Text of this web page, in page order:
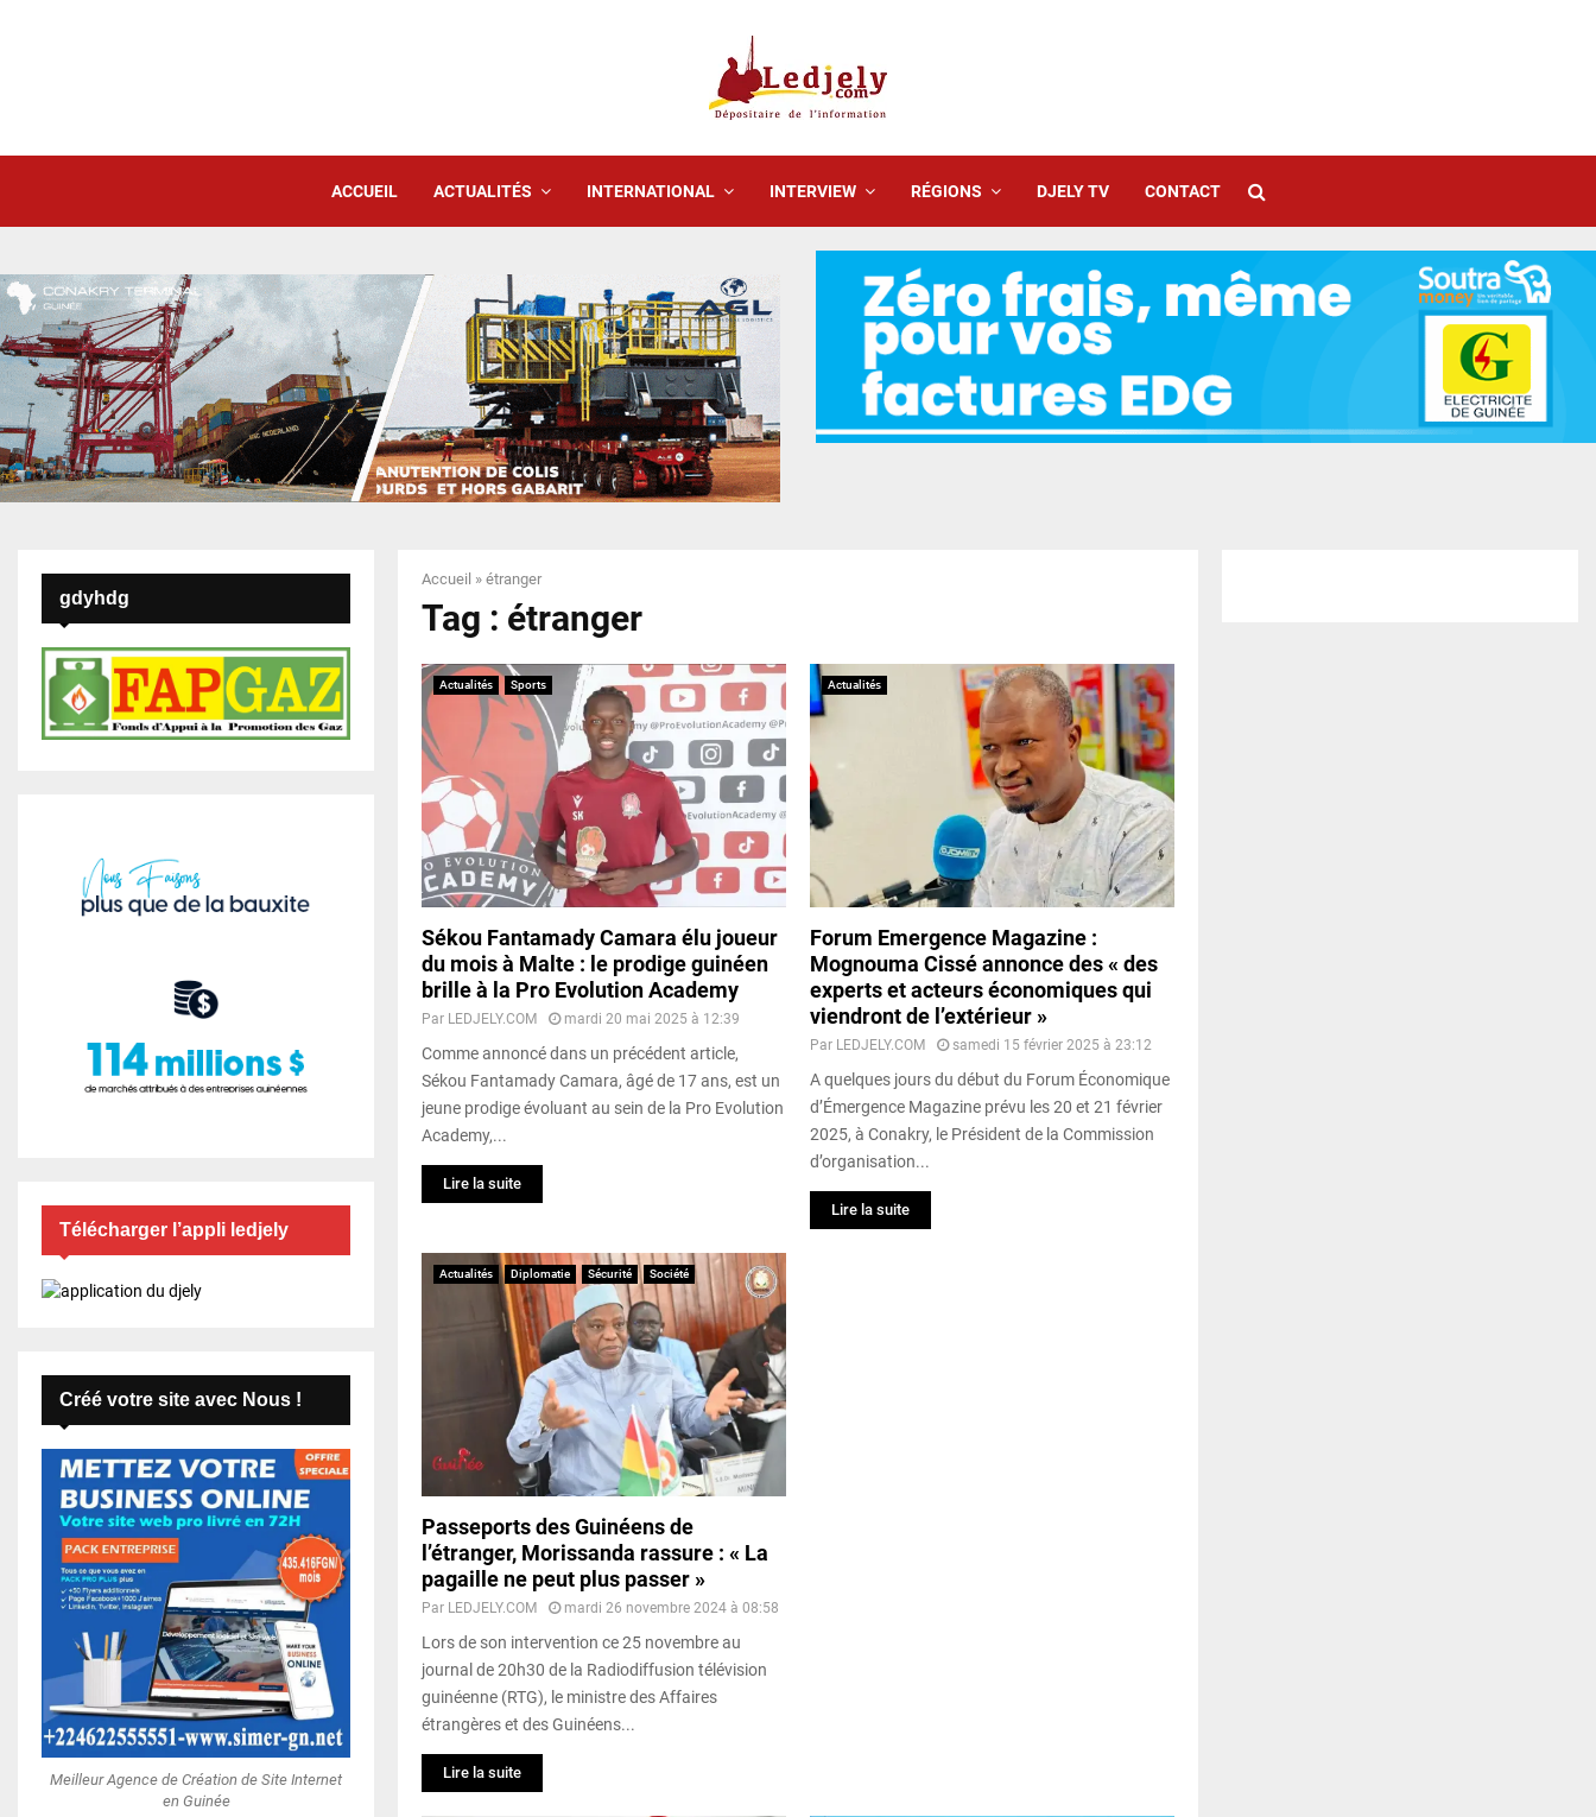
ACCUEIL ACTUALITÉS INTERNATIONAL INTERVIEW RÉGIONS DJELY TV CONTACT
Accueil » étranger
Tag : étranger
Actualités Sports
Sékou Fantamady Camara élu joueur
du mois à Malte : le prodige guinéen
brille à la Pro Evolution Academy
Par LEDJELY.COM mardi 20 mai 2025 à 12:39
Comme annoncé dans un précédent article,
Sékou Fantamady Camara, âgé de 17 ans, est un
jeune prodige évoluant au sein de la Pro Evolution
Academy,...
Lire la suite
Actualités
Forum Emergence Magazine :
Mognouma Cissé annonce des « des
experts et acteurs économiques qui
viendront de l’extérieur »
Par LEDJELY.COM samedi 15 février 2025 à 23:12
A quelques jours du début du Forum Économique
d’Émergence Magazine prévu les 20 et 21 février
2025, à Conakry, le Président de la Commission
d’organisation...
Lire la suite
Actualités Diplomatie Sécurité Société
Passeports des Guinéens de
l’étranger, Morissanda rassure : « La
pagaille ne peut plus passer »
Par LEDJELY.COM mardi 26 novembre 2024 à 08:58
Lors de son intervention ce 25 novembre au
journal de 20h30 de la Radiodiffusion télévision
guinéenne (RTG), le ministre des Affaires
étrangères et des Guinéens...
Lire la suite
gdyhdg
Télécharger l’appli ledjely
Créé votre site avec Nous !
Meilleur Agence de Création de Site Internet
en Guinée